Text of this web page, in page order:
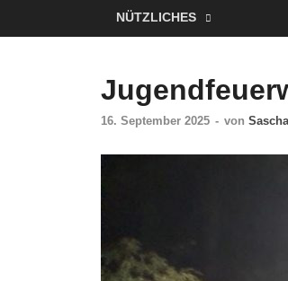
NÜTZLICHES
16. September 2025 - von